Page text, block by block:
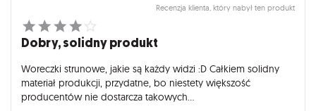
Recenzja klienta, który nabył ten produkt
Dobry, solidny produkt
Woreczki strunowe, jakie są każdy widzi :D Całkiem solidny
materiał produkcji, przydatne, bo niestety większość
producentów nie dostarcza takowych...